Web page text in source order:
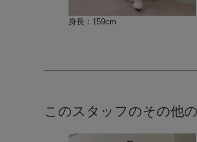
身長：159cm
このスタッフのその他